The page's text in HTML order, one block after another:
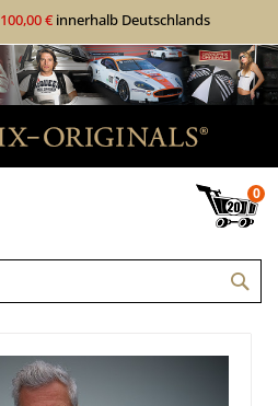
100,00 €innerhalb Deutschlands
0